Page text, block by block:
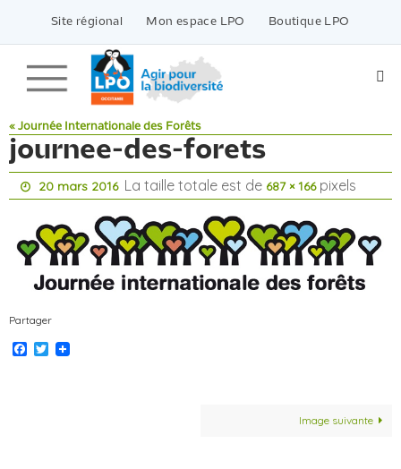
contenu
Site régional Mon espace LPO Boutique LPO
« Journée Internationale des Forêts
journee-des-forets
20 mars 2016 La taille totale est de 687 × 166pixels
Partager
Facebook
Twitter
Image suivante